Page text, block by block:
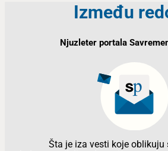
Između
Njuzleter portala
Šta je iza vesti koje oblikuju